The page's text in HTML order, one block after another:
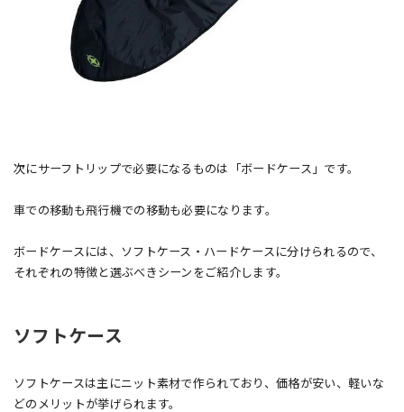
次にサーフトリップで必要になるものは「ボードケース」です。
車での移動も飛行機での移動も必要になります。
ボードケースには、ソフトケース・ハードケースに分けられるので、
それぞれの特徴と選ぶべきシーンをご紹介します。
ソフトケース
ソフトケースは主にニット素材で作られており、価格が安い、軽いな
どのメリットが挙げられます。